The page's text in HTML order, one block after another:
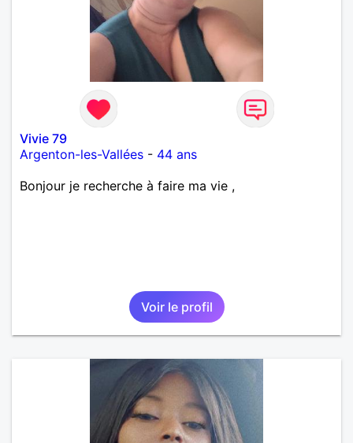
Vivie 79
Argenton-les-Vallées - 44 ans
Bonjour je recherche à faire ma vie ,
Voir le profil